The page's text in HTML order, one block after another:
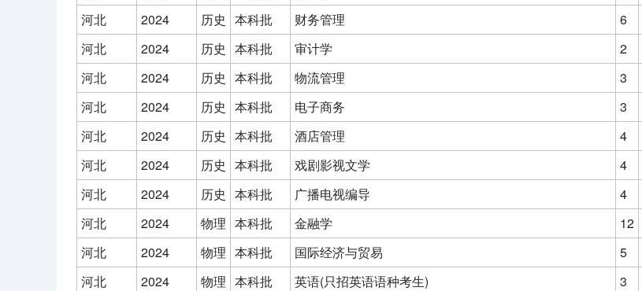
河北
2024 历史 本科批 财务管理 6
河北
2024 历史 本科批 审计学 2
河北
2024 历史 本科批 物流管理 3
河北
2024 历史 本科批 电子商务 3
河北
2024 历史 本科批 酒店管理 4
河北
2024 历史 本科批 戏剧影视文学 4
河北
2024 历史 本科批 广播电视编导 4
河北
2024 物理 本科批 金融学 12
河北
2024 物理 本科批 国际经济与贸易 5
河北
2024 物理 本科批 英语(只招英语语种考生) 3